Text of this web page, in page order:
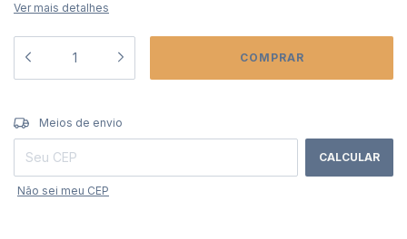
Ver mais detalhes
Entregas para o CEP:
Meios de envio
CALCULAR
Não sei meu CEP